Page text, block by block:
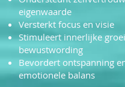
eigenwaarde
Versterkt focus en visie
Stimuleert innerlijke
bewustwording
Bevordert ontspanning
emotionele balans